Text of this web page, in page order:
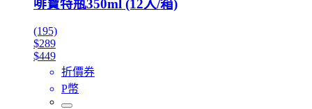
啡寶特瓶350ml (12入/箱)
(195)
$289
$449
折價券
P幣